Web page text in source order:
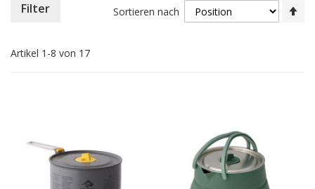
Artikel 1 -8 von 17
Sortieren nach
Filter